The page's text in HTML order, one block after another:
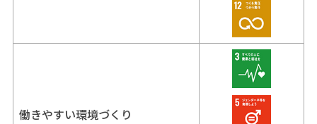
働きやすい環境づくり